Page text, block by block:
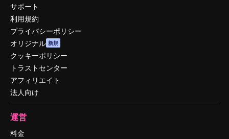
サポート
利用規約
プライバシーポリシー
オリジナル 新規
クッキーポリシー
トラストセンター
アフィリエイト
法人向け
運営
料金